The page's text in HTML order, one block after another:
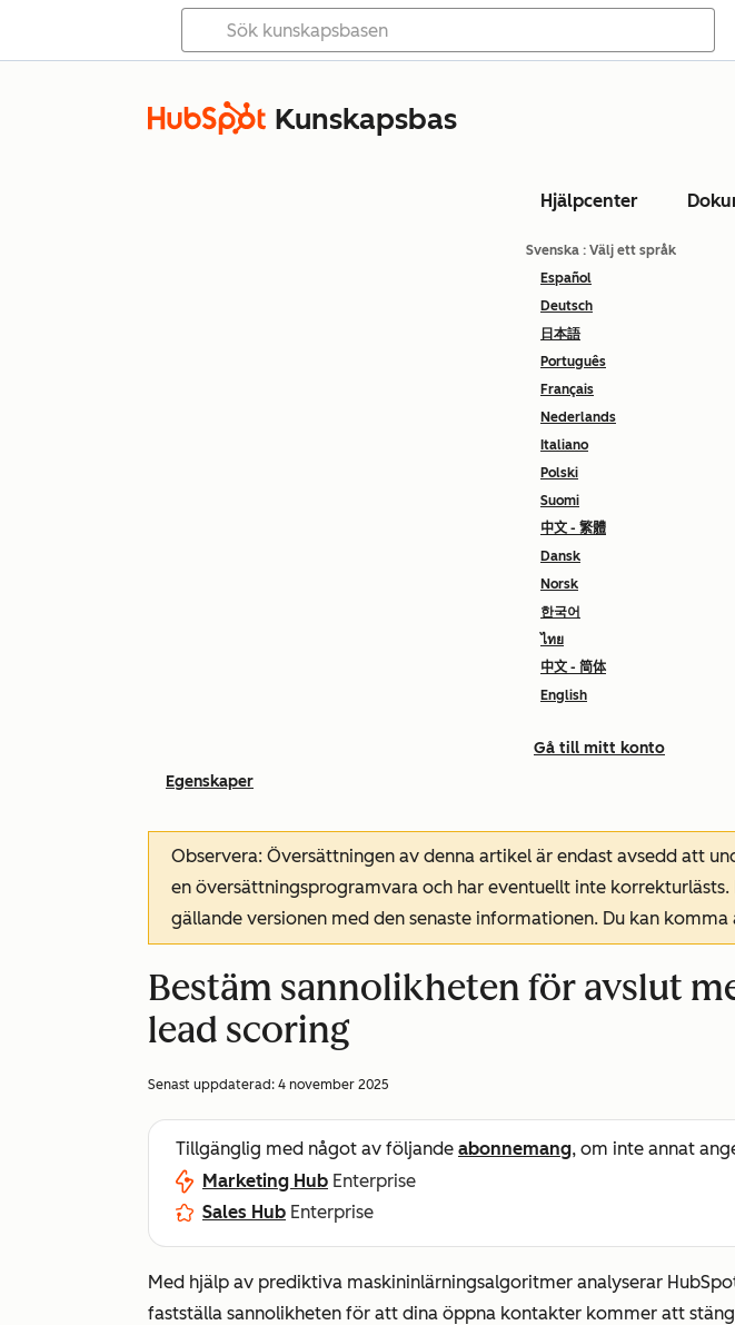
Kunskapsbas
Hjälpcenter
Svenska : Välj ett språk
Español
Deutsch
日本語
Português
Français
Nederlands
Italiano
Polski
Suomi
中文 - 繁體
Dansk
Norsk
한국어
ไทย
中文 - 简体
English
Gå till mitt konto
Egenskaper
Observera: Översättningen av denna artikel är endast avsedd att
en översättningsprogramvara och har eventuellt inte
gällande versionen med den senaste informationen. Du kan komma
Bestäm sannolikheten för avslut
lead scoring
Senast uppdaterad: 4 november 2025
Tillgänglig med något av följande abonnemang, om inte annat
Marketing Hub Enterprise
Sales Hub Enterprise
Med hjälp av prediktiva maskininlärningsalgoritmer analyserar
fastställa sannolikheten för att dina öppna kontakter kommer att